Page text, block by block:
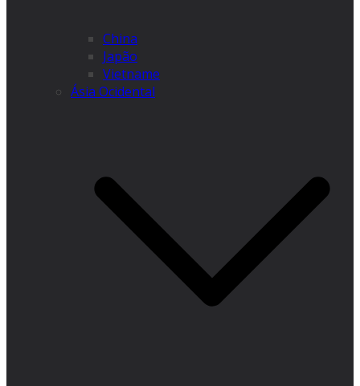
China
Japão
Vietname
Ásia Ocidental